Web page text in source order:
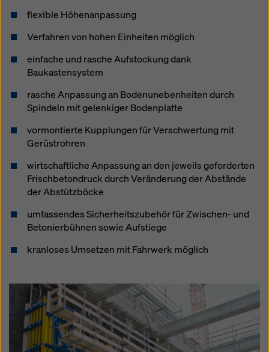
flexible Höhenanpassung
Verfahren von hohen Einheiten möglich
einfache und rasche Aufstockung dank
Baukastensystem
rasche Anpassung an Bodenunebenheiten durch
Spindeln mit gelenkiger Bodenplatte
vormontierte Kupplungen für Verschwertung mit
Gerüstrohren
wirtschaftliche Anpassung an den jeweils geforderten
Frischbetondruck durch Veränderung der Abstände
der Abstützböcke
umfassendes Sicherheitszubehör für Zwischen- und
Betonierbühnen sowie Aufstiege
kranloses Umsetzen mit Fahrwerk möglich